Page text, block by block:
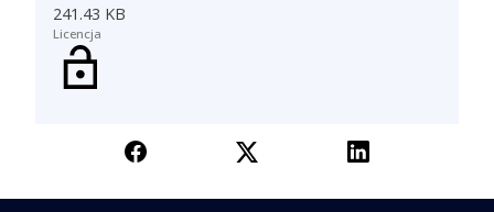
241.43 KB
Licencja